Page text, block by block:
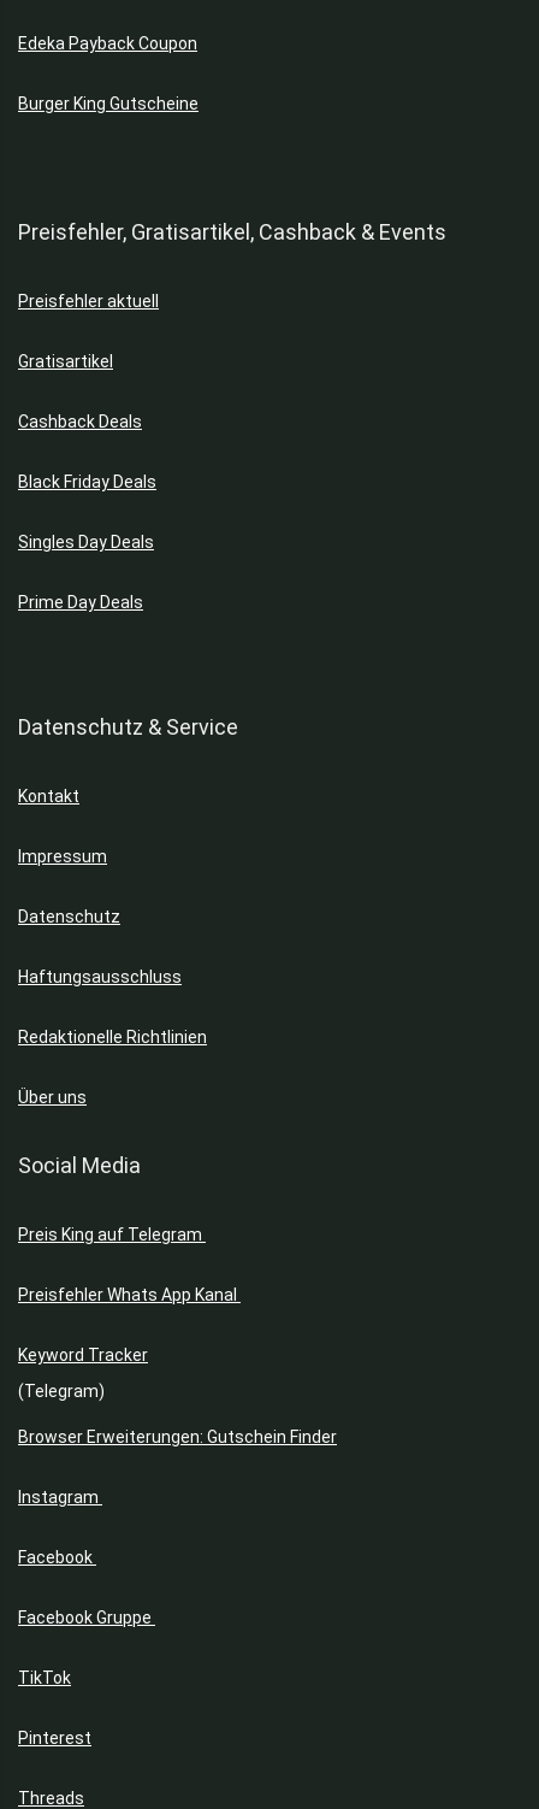
Edeka Payback Coupon
Burger King Gutscheine
Preisfehler, Gratisartikel, Cashback & Events
Preisfehler aktuell
Gratisartikel
Cashback Deals
Black Friday Deals
Singles Day Deals
Prime Day Deals
Datenschutz & Service
Kontakt
Impressum
Datenschutz
Haftungsausschluss
Redaktionelle Richtlinien
Über uns
Social Media
Preis King auf Telegram
Preisfehler Whats App Kanal
Keyword Tracker
(Telegram)
Browser Erweiterungen: Gutschein Finder
Instagram
Facebook
Facebook Gruppe
TikTok
Pinterest
Threads